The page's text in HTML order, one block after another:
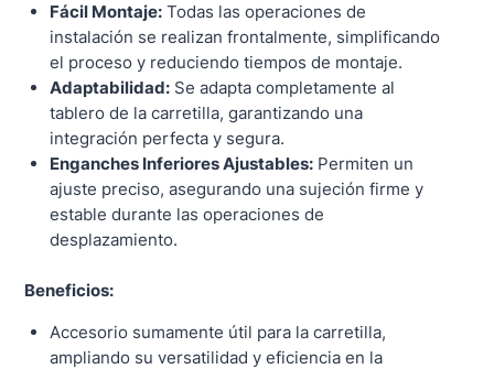
Fácil Montaje:Todas las operaciones de
instalación se realizan frontalmente, simplificando
el proceso y reduciendo tiempos de montaje.
Adaptabilidad:Se adapta completamente al
tablero de la carretilla, garantizando una
integración perfecta y segura.
Enganches Inferiores Ajustables:Permiten un
ajuste preciso, asegurando una sujeción firme y
estable durante las operaciones de
desplazamiento.
Beneficios:
Accesorio sumamente útil para la carretilla,
ampliando su versatilidad y eficiencia en la